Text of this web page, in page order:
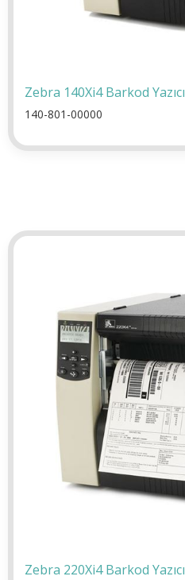
Zebra 140Xi4 Barkod Yazıcı
140-801-00000
Zebra 220Xi4 Barkod Yazıcı